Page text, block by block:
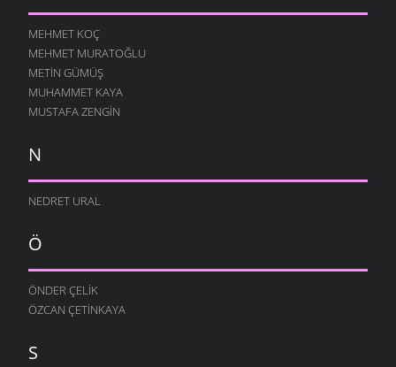
MEHMET KOÇ
MEHMET MURATOĞLU
METIN GÜMÜŞ
MUHAMMET KAYA
MUSTAFA ZENGIN
N
NEDRET URAL
Ö
ÖNDER ÇELIK
ÖZCAN ÇETINKAYA
S